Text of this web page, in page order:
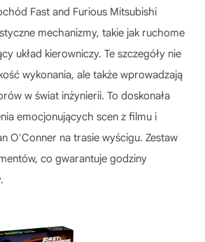
Fast and Furious Mitsubishi
mechanizmy, takie jak ruchome
układ kierowniczy. Te szczegóły nie
wykonania, ale także wprowadzają
w świat inżynierii. To doskonała
emocjonujących scen z filmu i
O'Conner na trasie wyścigu. Zestaw
co gwarantuje godziny